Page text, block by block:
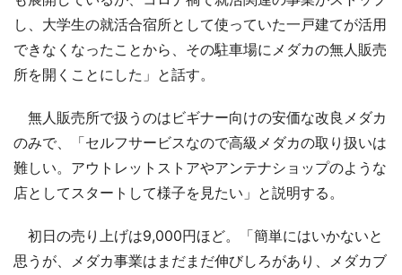
し、大学生の就活合宿所として使っていた一戸建てが活用
できなくなったことから、その駐車場にメダカの無人販売
所を開くことにした」と話す。
無人販売所で扱うのはビギナー向けの安価な改良メダカ
のみで、「セルフサービスなので高級メダカの取り扱いは
難しい。アウトレットストアやアンテナショップのような
店としてスタートして様子を見たい」と説明する。
初日の売り上げは9,000円ほど。「簡単にはいかないと
思うが、メダカ事業はまだまだ伸びしろがあり、メダカブ